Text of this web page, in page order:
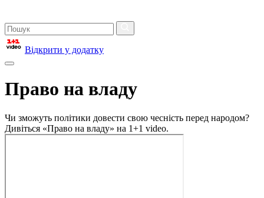
Відкрити у додатку
Право на владу
Чи зможуть політики довести свою чесність перед народом?
Дивіться «Право на владу» на 1+1 video.